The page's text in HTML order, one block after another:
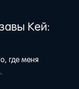
Кей:
где меня